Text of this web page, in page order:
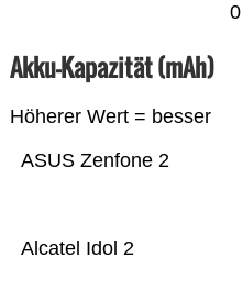
0
Akku-Kapazität (mAh)
Höherer Wert = besser
Alcatel Idol 2
ASUS Zenfone 2